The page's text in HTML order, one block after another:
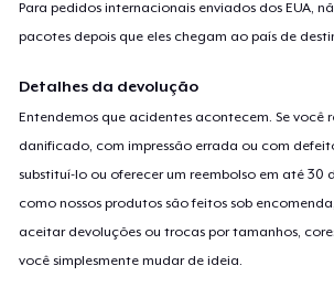
Para pedidos internacionais enviados dos EUA,
pacotes depois que eles chegam ao país de
Detalhes da devolução
Entendemos que acidentes acontecem. Se você
danificado, com impressão errada ou com
substituí-lo ou oferecer um reembolso em até 30
como nossos produtos são feitos sob
aceitar devoluções ou trocas por tamanhos,
você simplesmente mudar de ideia.